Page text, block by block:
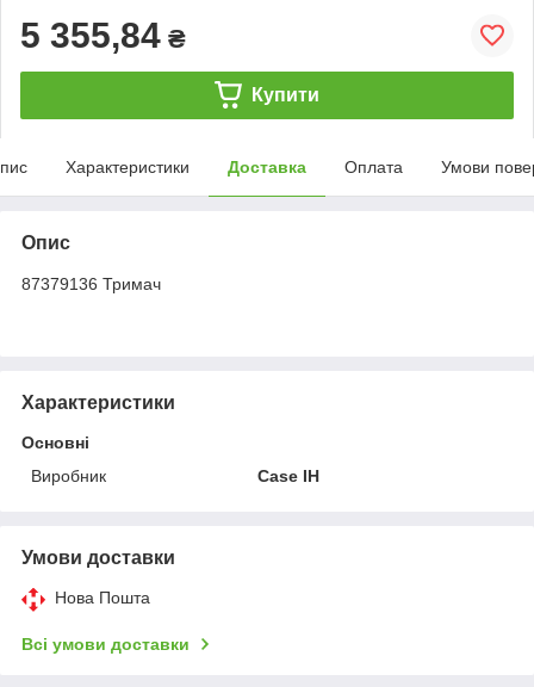
5 355,84 ₴
Купити
Характеристики Доставка Оплата Умови
Опис
87379136 Тримач
Характеристики
Основні
Виробник
Case IH
Умови доставки
Нова Пошта
Всі умови доставки